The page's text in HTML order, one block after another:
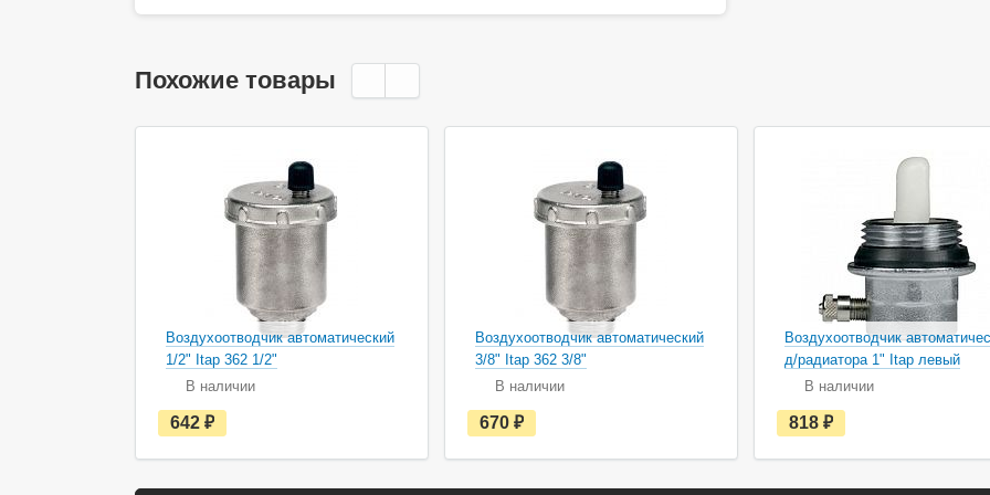
Похожие товары
Воздухоотводчик автоматический
1/2" Itap 362 1/2"
В наличии
е
с
в
642
Воздухоотводчик автоматический
3/8" Itap 362 3/8"
В наличии
е
с
в
670
Воздухоотводчик
д/радиатора 1" Itap левый
В наличии
е
с
в
818